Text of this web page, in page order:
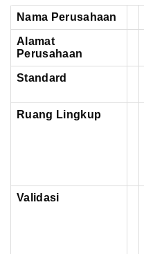
Nama Perusahaan
Alamat
Perusahaan
Standard
Ruang Lingkup
Validasi